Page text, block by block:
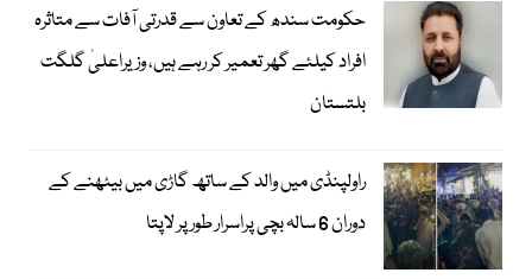
حکومت سندھ کے تعاون سے قدرتی آفات سے متاثرہ
افراد کیلئے گھر تعمیر کر رہے ہیں، وزیراعلیٰ گلگت
بلتستان
راولپنڈی میں والد کے ساتھ گاڑی میں بیٹھنے کے
دوران 6 سالہ بچی پراسرار طور پر لاپتا